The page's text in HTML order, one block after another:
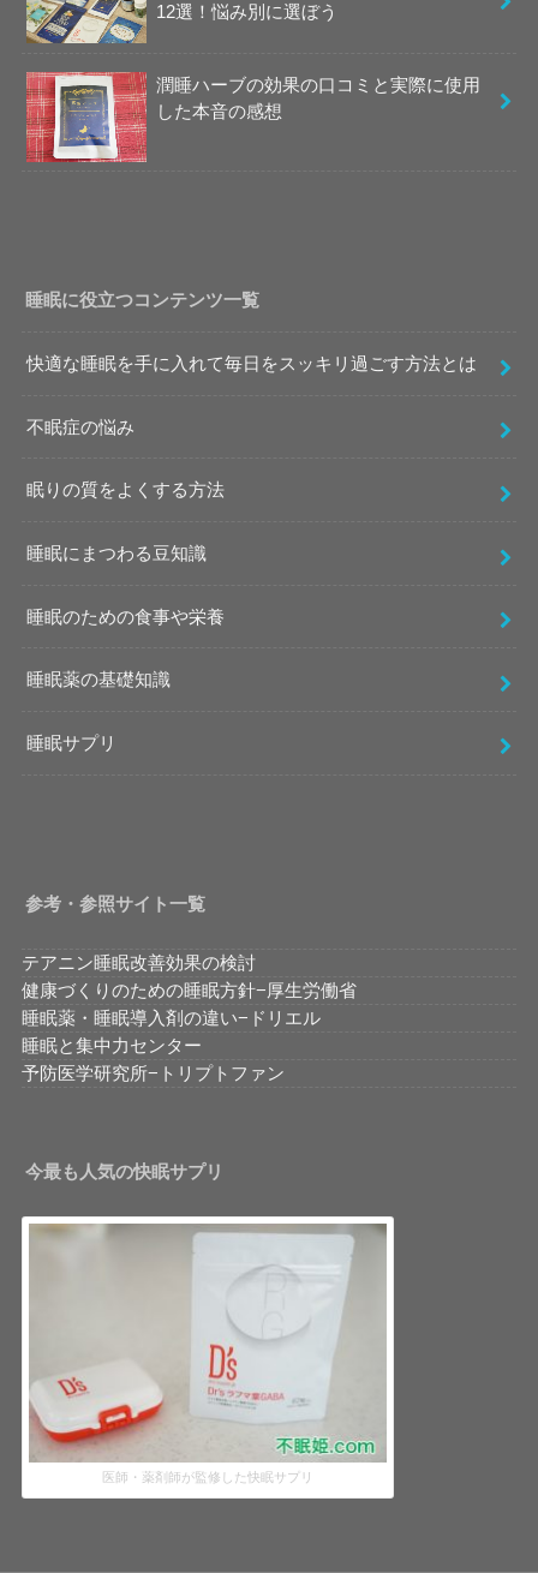
12選！悩み別に選ぼう
潤睡ハーブの効果の口コミと実際に使用
した本音の感想
睡眠に役立つコンテンツ一覧
快適な睡眠を手に入れて毎日をスッキリ過ごす方法とは
不眠症の悩み
眠りの質をよくする方法
睡眠にまつわる豆知識
睡眠のための食事や栄養
睡眠薬の基礎知識
睡眠サプリ
参考・参照サイト一覧
テアニン睡眠改善効果の検討
健康づくりのための睡眠方針−厚生労働省
睡眠薬・睡眠導入剤の違い−ドリエル
睡眠と集中力センター
予防医学研究所−トリプトファン
今最も人気の快眠サプリ
医師・薬剤師が監修した快眠サプリ